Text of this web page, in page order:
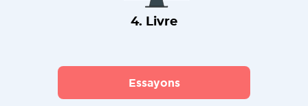
4. Livre
Essayons